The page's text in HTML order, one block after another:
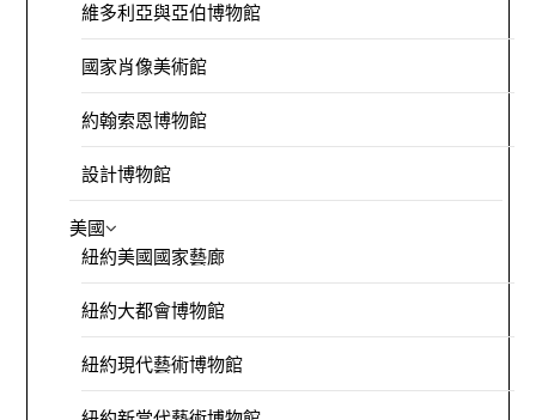
維多利亞與亞伯博物館
國家肖像美術館
約翰索恩博物館
設計博物館
美國
紐約美國國家藝廊
紐約大都會博物館
紐約現代藝術博物館